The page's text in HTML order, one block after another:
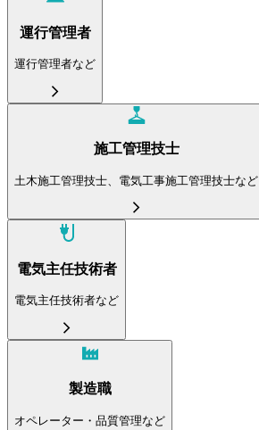
運行管理者
運行管理者など
施工管理技士
土木施工管理技士、電気工事施工管理技士など
電気主任技術者
電気主任技術者など
製造職
オペレーター・品質管理など